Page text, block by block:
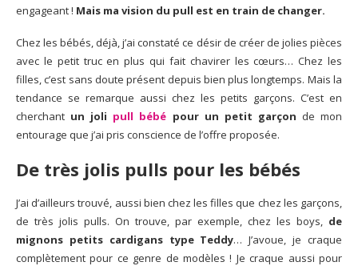
engageant ! Mais ma vision du pull est en train de changer.
Chez les bébés, déjà, j’ai constaté ce désir de créer de jolies pièces
avec le petit truc en plus qui fait chavirer les cœurs… Chez les
filles, c’est sans doute présent depuis bien plus longtemps. Mais la
tendance se remarque aussi chez les petits garçons. C’est en
cherchant un joli pull bébé pour un petit garçon de mon
entourage que j’ai pris conscience de l’offre proposée.
De très jolis pulls pour les bébés
J’ai d’ailleurs trouvé, aussi bien chez les filles que chez les garçons,
de très jolis pulls. On trouve, par exemple, chez les boys, de
mignons petits cardigans type Teddy… J’avoue, je craque
complètement pour ce genre de modèles ! Je craque aussi pour